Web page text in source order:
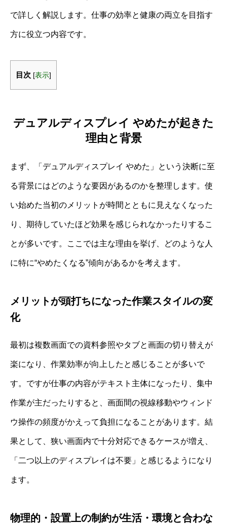
で詳しく解説します。仕事の効率と健康の両立を目指す
方に役立つ内容です。
目次 [表示]
デュアルディスプレイ やめたが起きた
理由と背景
まず、「デュアルディスプレイ やめた」という決断に至
る背景にはどのような要因があるのかを整理します。使
い始めた当初のメリットが時間とともに見えなくなった
り、期待していたほど効果を感じられなかったりするこ
とが多いです。ここでは主な理由を挙げ、どのような人
に特に“やめたくなる”傾向があるかを考えます。
メリットが頭打ちになった作業スタイルの変
化
最初は複数画面での資料参照やタブと画面の切り替えが
楽になり、作業効率が向上したと感じることが多いで
す。ですが仕事の内容がテキスト主体になったり、集中
作業が主だったりすると、画面間の視線移動やウィンド
ウ操作の頻度がかえって負担になることがあります。結
果として、狭い画面内で十分対応できるケースが増え、
「二つ以上のディスプレイは不要」と感じるようになり
ます。
物理的・設置上の制約が生活・環境と合わな